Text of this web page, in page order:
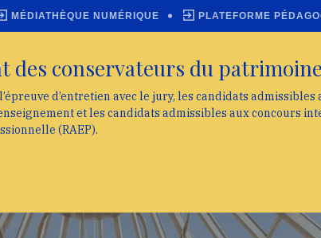
MÉDIATHÈQUE NUMÉRIQUE PLATEFORME
des conservateurs du patrimoine
d’entretien avec le jury, les candidats admissibles
et les candidats admissibles aux concours
(RAEP).